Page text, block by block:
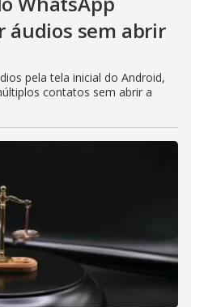
áudios sem abrir
pela tela inicial do Android,
contatos sem abrir a